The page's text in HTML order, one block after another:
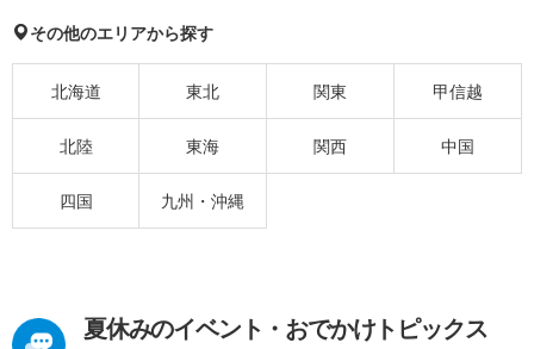
その他のエリアから探す
北海道 東北 関東 甲信越
北陸 東海 関西 中国
四国 九州・沖縄
夏休みのイベント・おでかけトピックス